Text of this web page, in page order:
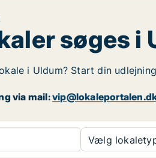
søges i
i Uldum? Start din
via mail:
Vælg